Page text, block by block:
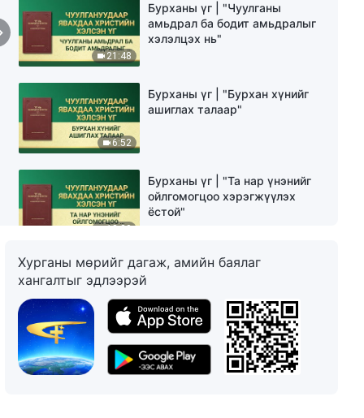
21:48
Бурханы үг | "Чуулганы
амьдрал ба бодит амьдралыг
хэлэлцэх нь"
6:52
Бурханы үг | "Бурхан хүнийг
ашиглах талаар"
18:30
Бурханы үг | "Та нар үнэнийг
ойлгомогцоо хэрэгжүүлэх
ёстой"
15:47
Бурханы үг | "Авралд хүрдэг
хэрэгжүүлэхийг хүсдэг хүн
юм"
Бурханы үг | "Туршлагын
талаар"
Хурганы мөрийг дагаж, амийн баялаг
хангалтыг эдлээрэй